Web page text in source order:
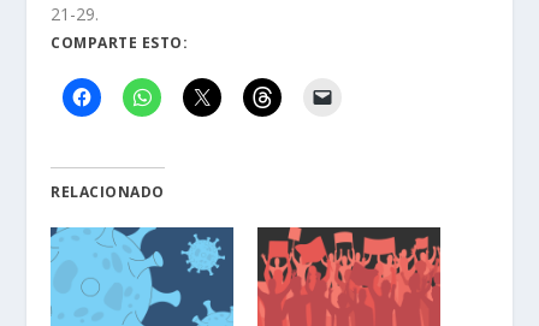
21-29.
COMPARTE ESTO:
RELACIONADO